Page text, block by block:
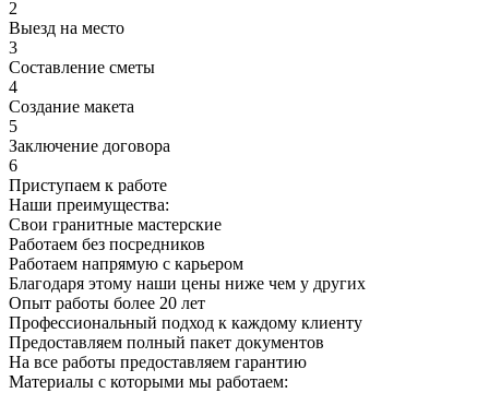
2
Выезд на место
3
Составление сметы
4
Создание макета
5
Заключение договора
6
Приступаем к работе
Наши преимущества:
Свои гранитные мастерские
Работаем без посредников
Работаем напрямую с карьером
Благодаря этому наши цены ниже чем у других
Опыт работы более 20 лет
Профессиональный подход к каждому клиенту
Предоставляем полный пакет документов
На все работы предоставляем гарантию
Материалы с которыми мы работаем: